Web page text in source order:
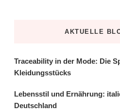
AKTUELLE
Traceability in der Mode: Die
Kleidungsstücks
Lebensstil und Ernährung:
Deutschland